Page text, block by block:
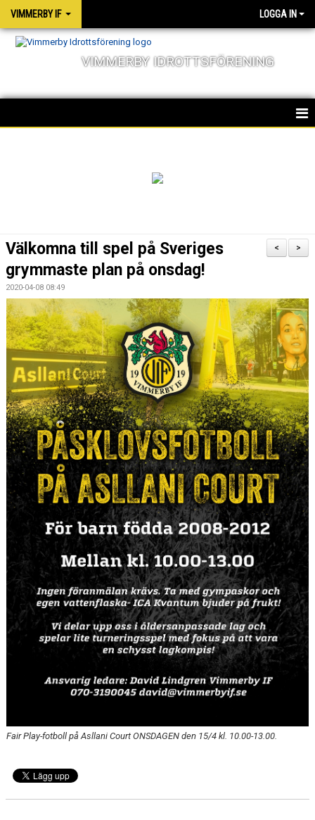
VIMMERBY IF LOGGA IN
VIMMERBY IDROTTSFÖRENING
OM FÖRENINGEN
BARN & UNGDOMSVERKSAMHET
STÖTTA VIF
KONTAKT / BOKNING
>
<
Välkomna till spel på Sveriges
grymmaste plan på onsdag!
2020-04-08 08:49
Fair Play-fotboll på Asllani Court ONSDAGEN den 15/4 kl. 10.00-13.00.